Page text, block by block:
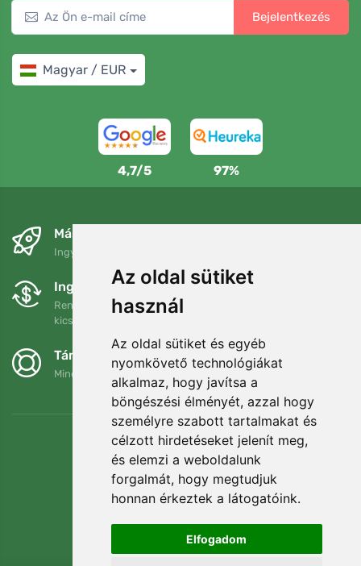
Az oldal sütiket
használ
Az oldal sütiket és egyéb
nyomkövető technológiákat
alkalmaz, hogy javítsa a
böngészési élményét, azzal hogy
személyre szabott tartalmakat és
célzott hirdetéseket jelenít meg,
és elemzi a weboldalunk
forgalmát, hogy megtudjuk
honnan érkeztek a látogatóink.
Elfogadom
Bejelentkezés
Magyar / EUR
4,7/5 97%
Másnapra és ingyenesen
Ingyenes szállítás a következő összeg felett: 80 EUR
Ingyenes csere és visszaküldés
Rendelését 90 napon belül bármikor visszaküldheti vagy
kicserélheti.
Támogatjuk a Trees.org-ot
Minden megrendelésért ültetünk egy fát! Bővebben